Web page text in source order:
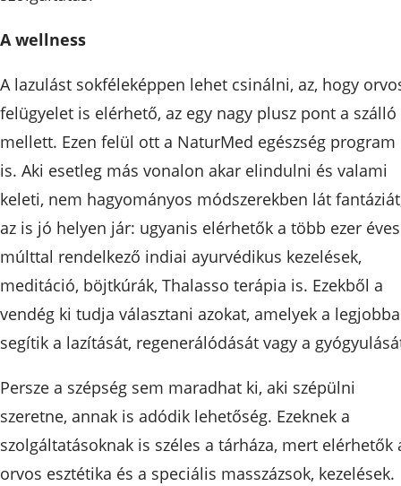
A wellness
A lazulást sokféleképpen lehet csinálni, az, hogy
felügyelet is elérhető, az egy nagy plusz pont a szálló
mellett. Ezen felül ott a NaturMed egészség program
is. Aki esetleg más vonalon akar elindulni és valami
keleti, nem hagyományos módszerekben lát
az is jó helyen jár: ugyanis elérhetők a több ezer éves
múlttal rendelkező indiai ayurvédikus kezelések,
meditáció, böjtkúrák, Thalasso terápia is. Ezekből a
vendég ki tudja választani azokat, amelyek a
segítik a lazítását, regenerálódását vagy a
Persze a szépség sem maradhat ki, aki szépülni
szeretne, annak is adódik lehetőség. Ezeknek a
szolgáltatásoknak is széles a tárháza, mert elérhetők
orvos esztétika és a speciális masszázsok, kezelések.